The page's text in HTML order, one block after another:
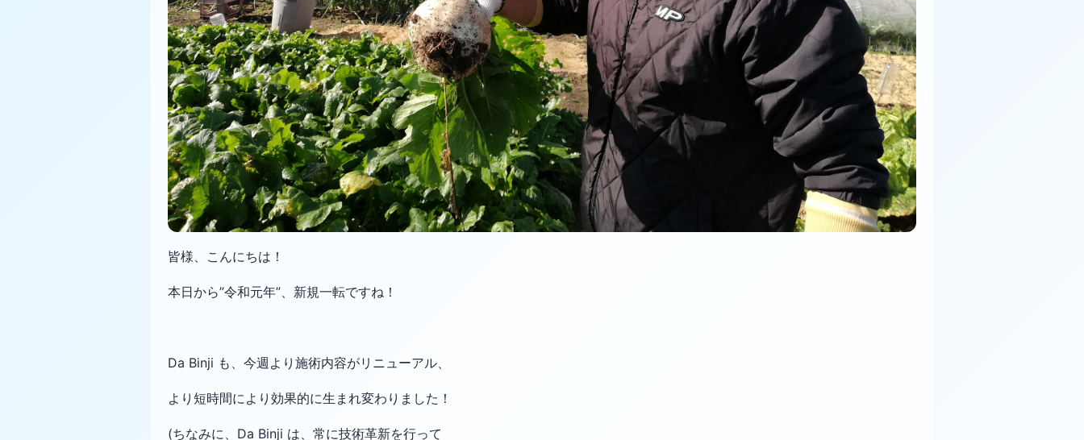
皆様、こんにちは！
本日から”令和元年”、新規一転ですね！
Da Binji も、今週より施術内容がリニューアル、
より短時間により効果的に生まれ変わりました！
(ちなみに、Da Binji は、常に技術革新を行って